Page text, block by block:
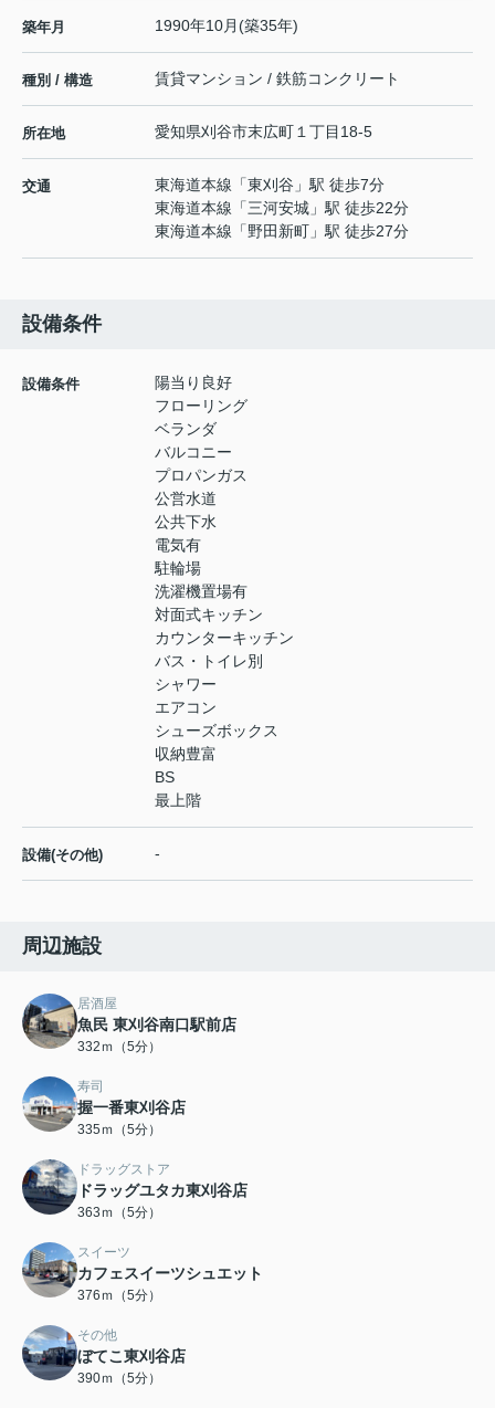
築年月 1990年10月(築35年)
種別 / 構造 賃貸マンション / 鉄筋コンクリート
所在地 愛知県刈谷市末広町１丁目18-5
交通 東海道本線 「東刈谷 」駅 徒歩7分
東海道本線 「三河安城 」駅 徒歩22分
東海道本線 「野田新町 」駅 徒歩27分
設備条件
設備条件
陽当り良好
フローリング
ベランダ
バルコニー
プロパンガス
公営水道
公共下水
電気有
駐輪場
洗濯機置場有
対面式キッチン
カウンターキッチン
バス・トイレ別
シャワー
エアコン
シューズボックス
収納豊富
BS
最上階
設備(その他) -
周辺施設
居酒屋
魚民 東刈谷南口駅前店
332ｍ（5分）
寿司
握一番東刈谷店
335ｍ（5分）
ドラッグストア
ドラッグユタカ東刈谷店
363ｍ（5分）
スイーツ
カフェスイーツシュエット
376ｍ（5分）
その他
ぼてこ東刈谷店
390ｍ（5分）